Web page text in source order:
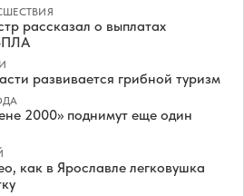
рассказал о выплатах
развивается грибной туризм
2000» поднимут еще один
как в Ярославле легковушка